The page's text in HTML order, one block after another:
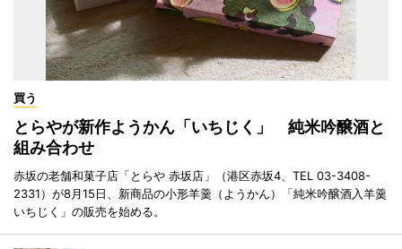
買う
とらやが新作ようかん「いちじく」 純米吟醸酒と
組み合わせ
赤坂の老舗和菓子店「とらや 赤坂店」（港区赤坂4、TEL 03-3408-
2331）が8月15日、新商品の小形羊羹（ようかん）「純米吟醸酒入羊羹
いちじく」の販売を始める。